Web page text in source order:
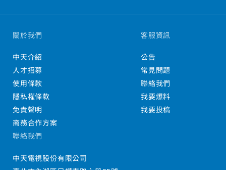
關於我們
中天介紹
人才招募
使用條款
隱私權條款
免責聲明
商務合作方案
客服資訊
公告
常見問題
聯絡我們
我要爆料
我要投稿
聯絡我們
中天電視股份有限公司